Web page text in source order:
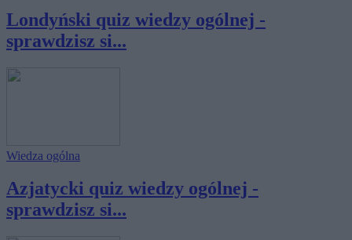
Londyński quiz wiedzy ogólnej -
sprawdzisz si...
Wiedza ogólna
Azjatycki quiz wiedzy ogólnej -
sprawdzisz si...